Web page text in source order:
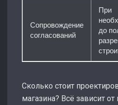
Сопровождение
согласований
При
до
Сколько стоит
магазина? Всё зависит